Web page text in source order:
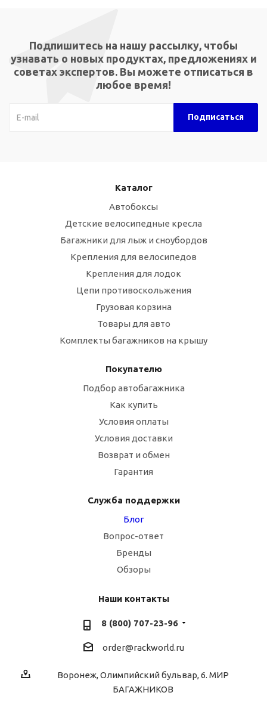
Подпишитесь на нашу рассылку, чтобы
узнавать о новых продуктах, предложениях и
советах экспертов. Вы можете отписаться в
любое время!
Каталог
Автобоксы
Детские велосипедные кресла
Багажники для лыж и сноубордов
Крепления для велосипедов
Крепления для лодок
Цепи противоскольжения
Грузовая корзина
Товары для авто
Комплекты багажников на крышу
Покупателю
Подбор автобагажника
Как купить
Условия оплаты
Условия доставки
Возврат и обмен
Гарантия
Служба поддержки
Блог
Вопрос-ответ
Бренды
Обзоры
Наши контакты
8 (800) 707-23-96
order@rackworld.ru
Воронеж, Олимпийский бульвар, 6. МИР
БАГАЖНИКОВ